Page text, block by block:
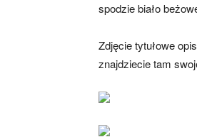
spodzie biało
Zdjęcie tytułowe
znajdziecie tam